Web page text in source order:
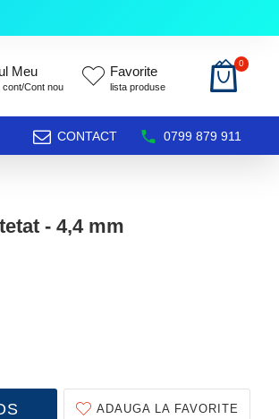
Meu
cont/Cont nou
Favorite
lista produse
0
CONTACT 0799 879 911
- 4,4 mm
ADAUGA LA FAVORITE